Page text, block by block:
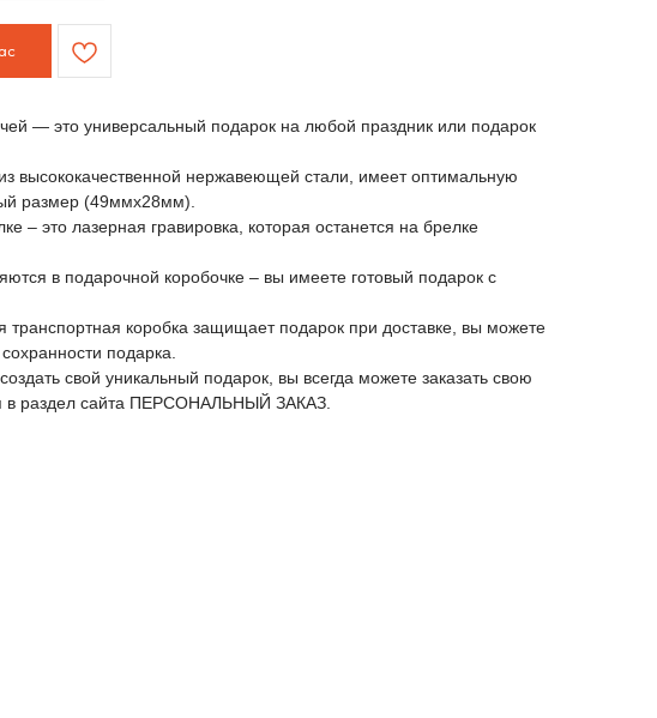
— это универсальный подарок на любой праздник или подарок
высококачественной нержавеющей стали, имеет оптимальную
размер (49ммх28мм).
– это лазерная гравировка, которая останется на брелке
в подарочной коробочке – вы имеете готовый подарок с
транспортная коробка защищает подарок при доставке, вы можете
подарка.
свой уникальный подарок, вы всегда можете заказать свою
в раздел сайта ПЕРСОНАЛЬНЫЙ ЗАКАЗ.